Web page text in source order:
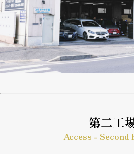
第二工
Access - Second